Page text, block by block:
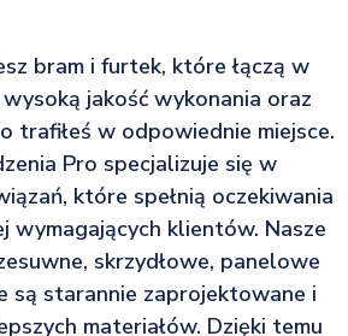
bram i furtek, które łączą w
jakość wykonania oraz
trafiłeś w odpowiednie miejsce.
Pro specjalizuje się w
które spełnią oczekiwania
wymagających klientów. Nasze
skrzydłowe, panelowe
są starannie zaprojektowane i
materiałów. Dzięki temu